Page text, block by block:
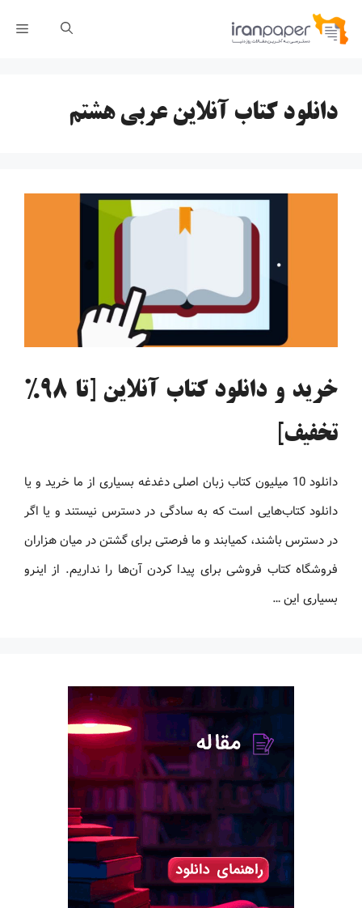
پرش
دانلود کتاب آنلاین عربی هشتم
خرید و دانلود کتاب آنلاین [تا 98%
تخفیف]
دانلود 10 میلیون کتاب زبان اصلی دغدغه بسیاری از ما خرید و یا
دانلود کتاب‌هایی است که به سادگی در دسترس نیستند و یا اگر
در دسترس باشند، کمیابند و ما فرصتی برای گشتن در میان هزاران
فروشگاه کتاب فروشی برای پیدا کردن آن‌ها را نداریم. از اینرو
بسیاری این …